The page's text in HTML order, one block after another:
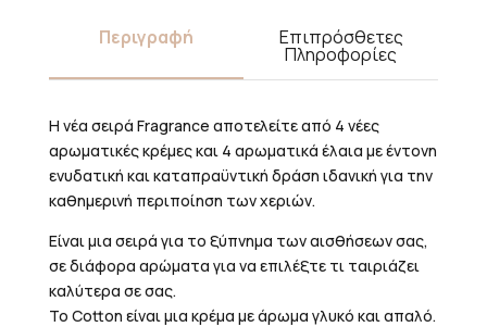
Περιγραφή Επιπρόσθετες
Πληροφορίες
Η νέα σειρά Fragrance αποτελείτε από 4 νέες
αρωματικές κρέμες και 4 αρωματικά έλαια με έντονη
ενυδατική και καταπραϋντική δράση ιδανική για την
καθημερινή περιποίηση των χεριών.
Είναι μια σειρά για το ξύπνημα των αισθήσεων σας,
σε διάφορα αρώματα για να επιλέξτε τι ταιριάζει
καλύτερα σε σας.
Το Cotton είναι μια κρέμα με άρωμα γλυκό και απαλό.